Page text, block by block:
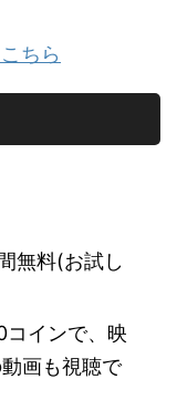
ちら
無料(お試し
インで、映
画も視聴で